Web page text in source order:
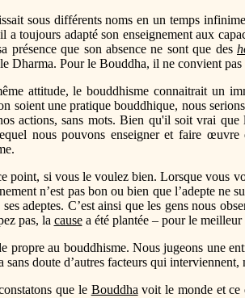
sous différents noms en un temps
a toujours adapté son enseignement aux
présence que son absence ne sont que des
Dharma. Pour le Bouddha, il ne convient
attitude, le bouddhisme connaitrait un
soient une pratique bouddhique, nous
actions, sans mots. Bien qu'il soit vrai
nous pouvons enseigner et faire
point, si vous le voulez bien. Lorsque vous
n’est pas bon ou bien que l’adepte
adeptes. C’est ainsi que les gens nous
pas, la causea été plantée – pour le
propre au bouddhisme. Nous jugeons une
doute d’autres facteurs qui interviennent,
que le Bouddha voit le monde et ce